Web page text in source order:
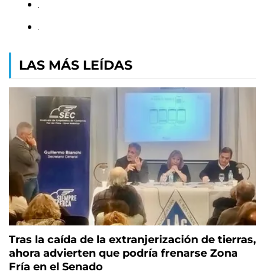
LAS MÁS LEÍDAS
Tras la caída de la extranjerización de tierras,
ahora advierten que podría frenarse Zona
Fría en el Senado